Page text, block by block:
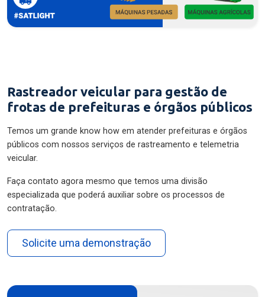
Rastreador veicular para gestão de
frotas de prefeituras e órgãos públicos
Temos um grande know how em atender prefeituras e órgãos
públicos com nossos serviços de rastreamento e telemetria
veicular.
Faça contato agora mesmo que temos uma divisão
especializada que poderá auxiliar sobre os processos de
contratação.
Solicite uma demonstração